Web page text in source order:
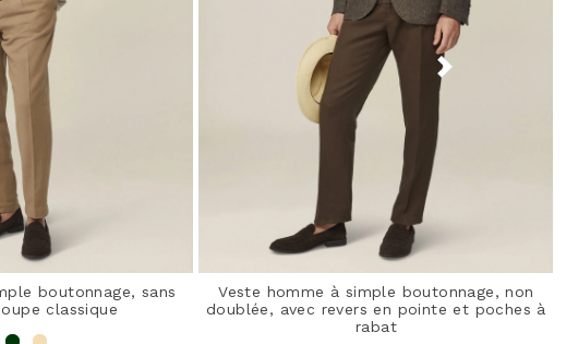
boutonnage, sans
classique
Veste homme à simple boutonnage, non
doublée, avec revers en pointe et poches à
rabat